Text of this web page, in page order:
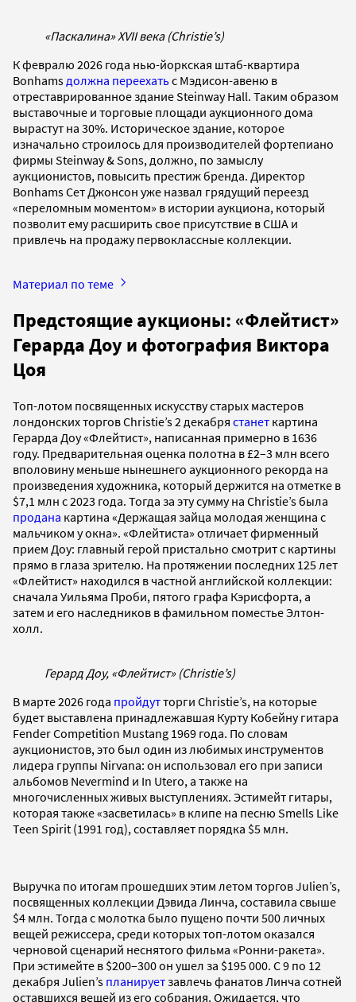
«Паскалина» XVII века (Christie’s)
К февралю 2026 года нью-йоркская штаб-квартира
Bonhams должна переехатьс Мэдисон-авеню в
отреставрированное здание Steinway Hall. Таким образом
выставочные и торговые площади аукционного дома
вырастут на 30%. Историческое здание, которое
изначально строилось для производителей фортепиано
фирмы Steinway & Sons, должно, по замыслу
аукционистов, повысить престиж бренда. Директор
Bonhams Сет Джонсон уже назвал грядущий переезд
«переломным моментом» в истории аукциона, который
позволит ему расширить свое присутствие в США и
привлечь на продажу первоклассные коллекции.
Материал по теме
Предстоящие аукционы: «Флейтист»
Герарда Доу и фотография Виктора
Цоя
Топ-лотом посвященных искусству старых мастеров
лондонских торгов Christie’s 2 декабря станет картина
Герарда Доу «Флейтист», написанная примерно в 1636
году. Предварительная оценка полотна в £2–3 млн всего
вполовину меньше нынешнего аукционного рекорда на
произведения художника, который держится на отметке в
$7,1 млн с 2023 года. Тогда за эту сумму на Christie’s была
продана картина «Держащая зайца молодая женщина с
мальчиком у окна». «Флейтиста» отличает фирменный
прием Доу: главный герой пристально смотрит с картины
прямо в глаза зрителю. На протяжении последних 125 лет
«Флейтист» находился в частной английской коллекции:
сначала Уильяма Проби, пятого графа Кэрисфорта, а
затем и его наследников в фамильном поместье Элтон-
холл.
Герард Доу, «Флейтист» (Christie’s)
В марте 2026 года пройдутторги Christie’s, на которые
будет выставлена принадлежавшая Курту Кобейну гитара
Fender Competition Mustang 1969 года. По словам
аукционистов, это был один из любимых инструментов
лидера группы Nirvana: он использовал его при записи
альбомов Nevermind и In Utero, а также на
многочисленных живых выступлениях. Эстимейт гитары,
которая также «засветилась» в клипе на песню Smells Like
Teen Spirit (1991 год), составляет порядка $5 млн.
Выручка по итогам прошедших этим летом торгов Julien’s,
посвященных коллекции Дэвида Линча, составила свыше
$4 млн. Тогда с молотка было пущено почти 500 личных
вещей режиссера, среди которых топ-лотом оказался
черновой сценарий неснятого фильма «Ронни-ракета».
При эстимейте в $200–300 он ушел за $195 000. С 9 по 12
декабря Julien’s планируетзавлечь фанатов Линча сотней
оставшихся вещей из его собрания. Ожидается, что